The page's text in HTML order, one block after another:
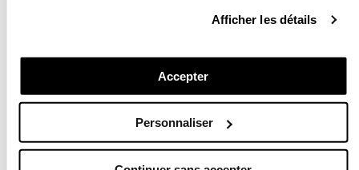
Afficher les détails
Accepter
Personnaliser